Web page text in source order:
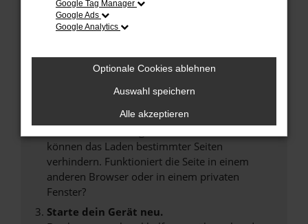
Beim Laden ist ein Fehler aufgetreten.
Hier sind ein paar Tipps, die dir helfen können:
Internetverbindung.
Suchmaschine?
Prüfe deine Browsererweiterungen.
können das Laden bestimmter Seiten
verhindern. Funktioniert die Seite in einem
anderen Browser oder in einem privaten
Fenster?
Starte dein Gerät neu.
Google Tag Manager
Google Ads
Google Analytics
Optionale Cookies ablehnen
Auswahl speichern
Alle akzeptieren